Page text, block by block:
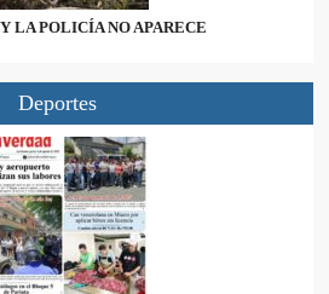
LA POLICÍA NO APARECE
Deportes